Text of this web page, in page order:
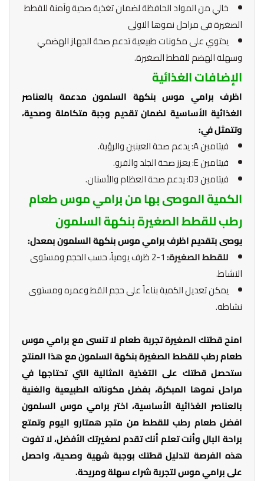
خالي من المواد الحافظة لضمان تغذية صحية وآمنة للقطط
الصغيرة فى مراحل نموها الاولى
يحتوي على مكونات طبيعية تدعم صحة الجهاز الهضمي
وسهلة الهضم للقطط الصغيرة.
الإضافات الغذائية
اظرف برامي موس بنكهة السلمون مدعمة بالعناصر
الغذائية الأساسية لضمان تقديم وجبة متكاملة وصحية،
وتتمثل في:
فيتامين A: يدعم صحة العينين والرؤية.
فيتامين E: يعزز صحة الجلد والفرو.
فيتامين D3: يدعم صحة العظام والأسنان.
الكمية الموصى بها من برامي موس طعام
رطب للقطط الصغيرة بنكهة السلمون
يوصى بتقديم اظرف برامي موس بنكهة السلمون بمعدل:
للقطط الصغيرة:
1-2 ظرف يومياً، حسب الحجم ومستوى
النشاط.
يمكن تعديل الكمية بناءاً على حجم القط وعمره ومستوى
نشاطه.
امنح قطتك الصغيرة تجربة طعام لا تنسى مع برامي موس
طعام رطب للقطط الصغيرة بنكهة السلمون مع هذا المنتج
ستحصل قطتك على التغذية المثالية التي تحتاجها في
مراحل نموها المبكرة، بفضل مكوناته الطبيعية والغنية
بالعناصر الغذائية الأساسية، اختر برامي موس السلمون
افضل طعام رطب للقطط من متجر همتارو اليوم وتمتع
براحة البال وأنت تعلم أنك تقدم لصغيرتك الأفضل، لا تفوت
هذه الفرصة لتدليل قطتك بوجبة شهية وصحية، واحصل
على برامي موس لتجربة شراء سهلة ومريحة.